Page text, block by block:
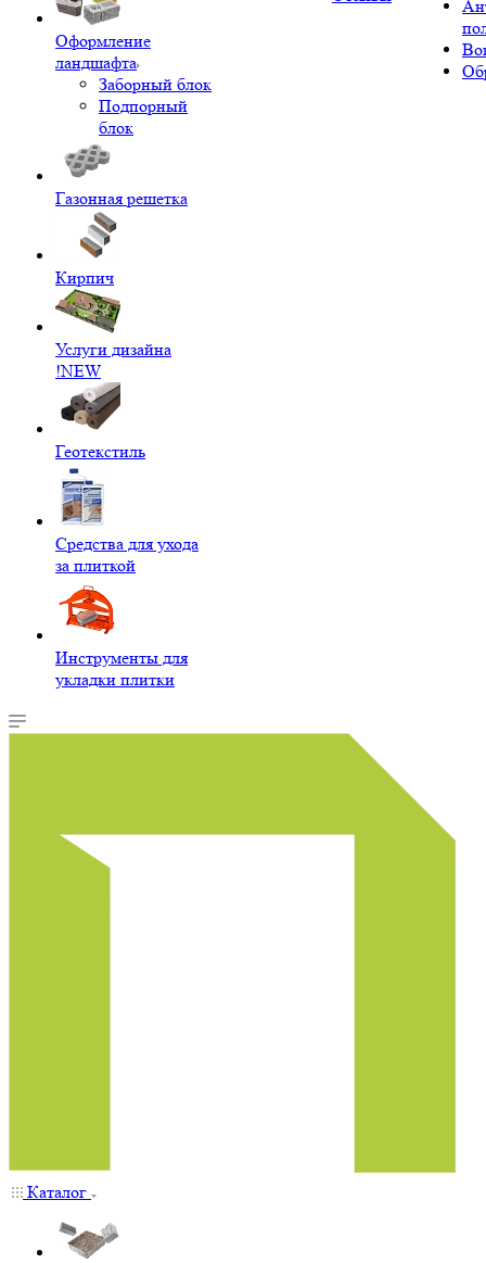
Оформление
ландшафта
Заборный блок
Подпорный
блок
Газонная решетка
Кирпич
Услуги дизайна
!NEW
Геотекстиль
Средства для ухода
за плиткой
Инструменты для
укладки плитки
Каталог